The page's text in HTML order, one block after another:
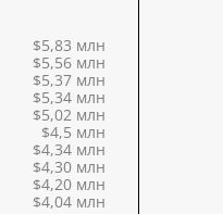
$5,83 млн
$5,56 млн
$5,37 млн
$5,34 млн
$5,02 млн
$4,5 млн
$4,34 млн
$4,30 млн
$4,20 млн
$4,04 млн